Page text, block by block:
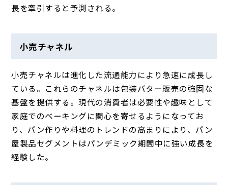
長を牽引すると予測される。
小売チャネル
小売チャネルは進化した流通能力により急速に成長し
ている。これらのチャネルは包装バター販売の強固な
基盤を提供する。現代の消費者は必要性や趣味として
家庭でのベーキングに関心を寄せるようになってお
り、パン作りや料理のトレンドの高まりにより、パン
屋製品セグメントはパンデミック期間中に強い成長を
経験した。